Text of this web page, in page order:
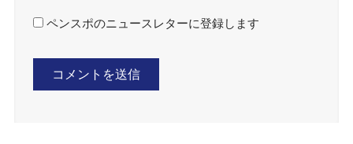
ペンスポのニュースレターに登録します